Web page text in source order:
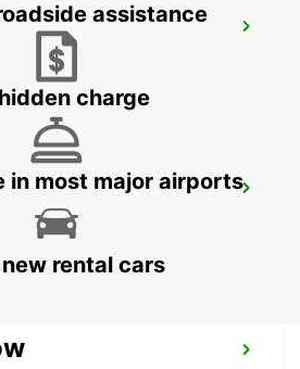
KINGDOM
KINGDOM
assistance
charge
in most major airports
rental cars